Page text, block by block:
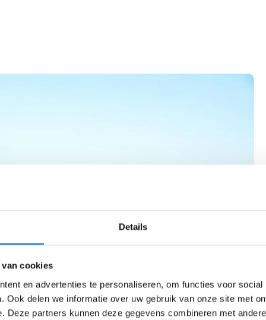
Details
cookies
en advertenties te personaliseren, om functies voor
Ook delen we informatie over uw gebruik van onze site met
Deze partners kunnen deze gegevens combineren met